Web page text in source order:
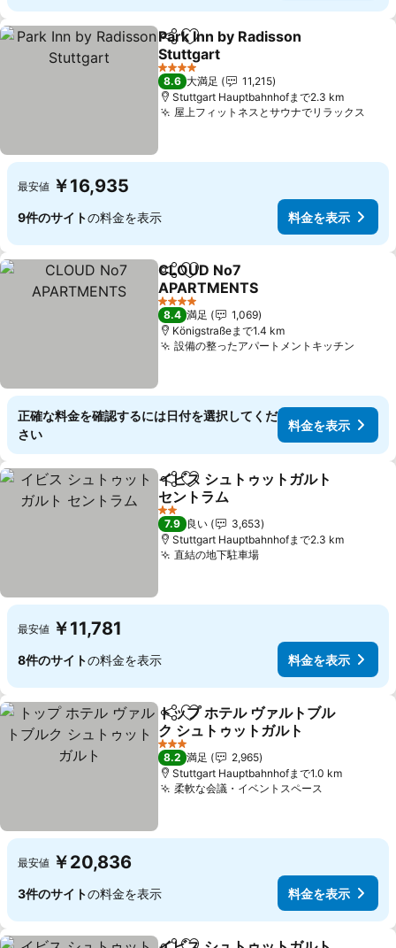
シェアお気に入りに追加
Park Inn by Radisson
Stuttgart
料金を表示
4 ホテルのランク
8.6 大満足
11,215
Stuttgart Hauptbahnhofまで2.3 km
屋上フィットネスとサウナでリラックス
最安値 ￥16,935
9件のサイトの料金を表示 料金を表示
シェアお気に入りに追加
CLOUD No7
APARTMENTS
料金を表示
4 ホテルのランク
8.4 満足
1,069
Königstraßeまで1.4 km
設備の整ったアパートメントキッチン
正確な料金を確認するには日付を選択してくだ
さい
料金を表示
シェアお気に入りに追加
イビス シュトゥットガルト
セントラム
料金を表示
2 ホテルのランク
7.9 良い
3,653
Stuttgart Hauptbahnhofまで2.3 km
直結の地下駐車場料金を表示
最安値 ￥11,781
8件のサイトの料金を表示 料金を表示
シェアお気に入りに追加
トップ ホテル ヴァルトブル
ク シュトゥットガルト
料金を表示
3 ホテルのランク
8.2 満足
2,965
Stuttgart Hauptbahnhofまで1.0 km
柔軟な会議・イベントスペース
最安値 ￥20,836
3件のサイトの料金を表示 料金を表示